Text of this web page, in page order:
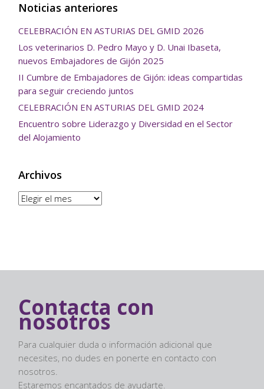
Noticias anteriores
CELEBRACIÓN EN ASTURIAS DEL GMID 2026
Los veterinarios D. Pedro Mayo y D. Unai Ibaseta,
nuevos Embajadores de Gijón 2025
II Cumbre de Embajadores de Gijón: ideas compartidas
para seguir creciendo juntos
CELEBRACIÓN EN ASTURIAS DEL GMID 2024
Encuentro sobre Liderazgo y Diversidad en el Sector
del Alojamiento
Archivos
Archivos
Contacta con
nosotros
Para cualquier duda o información adicional que
necesites, no dudes en ponerte en contacto con
nosotros.
Estaremos encantados de ayudarte.